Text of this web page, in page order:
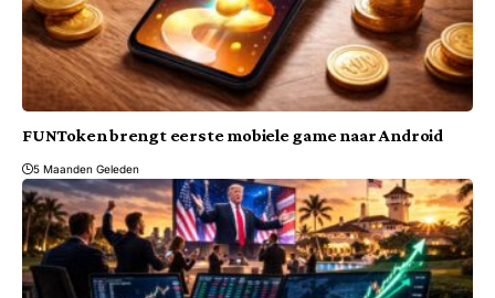
FUNToken brengt eerste mobiele game naar Android
5 Maanden Geleden